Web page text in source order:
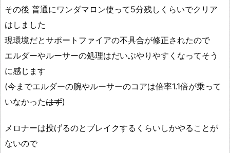
その後 普通にワンダマロン使って5分残しくらいでクリア
はしました
現環境だとサポートファイアの不具合が修正されたので
エルダーやルーサーの処理はだいぶやりやすくなってそう
に感じます
(今までエルダーの腕やルーサーのコアは倍率1.1倍が乗って
いなかったはず)
メロナーは投げるのとブレイクするくらいしかやることが
ないので